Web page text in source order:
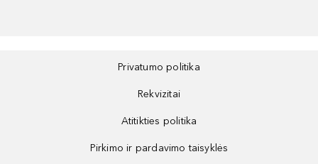
Privatumo politika
Rekvizitai
Atitikties politika
Pirkimo ir pardavimo taisyklės